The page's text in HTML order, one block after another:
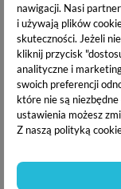
nawigacji. Nasi
i używają plików
skuteczności. Jeżeli
kliknij przycisk
analityczne i
swoich preferencji
które nie są
ustawienia możesz
Z naszą polityką
Czarne rajstopy,